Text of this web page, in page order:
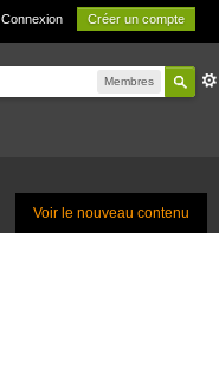
Connexion Créer un compte
Membres
Voir le nouveau contenu